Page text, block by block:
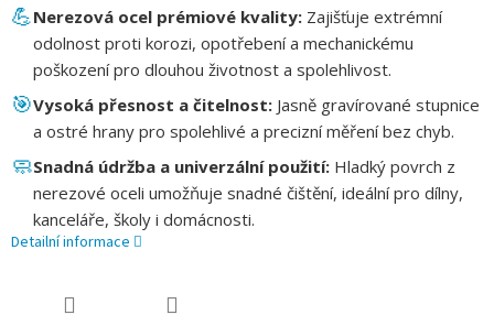
💪Nerezová ocel prémiové kvality: Zajišťuje extrémní
odolnost proti korozi, opotřebení a mechanickému
poškození pro dlouhou životnost a spolehlivost.
🎯Vysoká přesnost a čitelnost: Jasně gravírované stupnice
a ostré hrany pro spolehlivé a precizní měření bez chyb.
🧼Snadná údržba a univerzální použití: Hladký povrch z
nerezové oceli umožňuje snadné čištění, ideální pro dílny,
kanceláře, školy i domácnosti.
Detailní informace